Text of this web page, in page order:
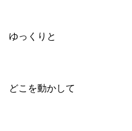
ゆっくりと
どこを動かして